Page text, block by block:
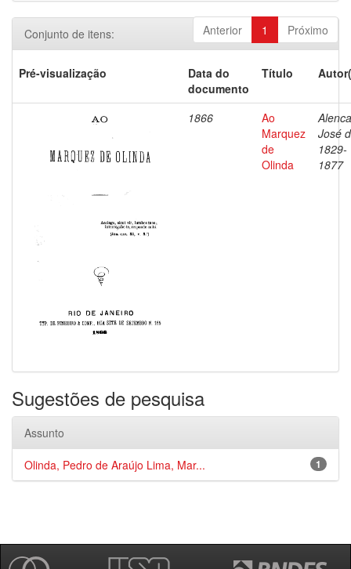
Anterior 1 Próximo
Conjunto de itens:
Pré-visualização
Data do
documento
Título
1866
Ao
Marquez
de
Olinda
José
1829-
1877
Sugestões de pesquisa
Assunto
1
Olinda, Pedro de Araújo Lima, Mar...